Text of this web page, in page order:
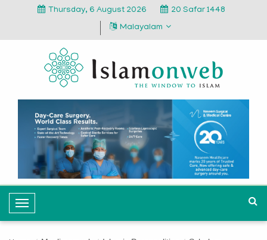
Thursday, 6 August 2026
20 Safar 1448
Malayalam
T
o